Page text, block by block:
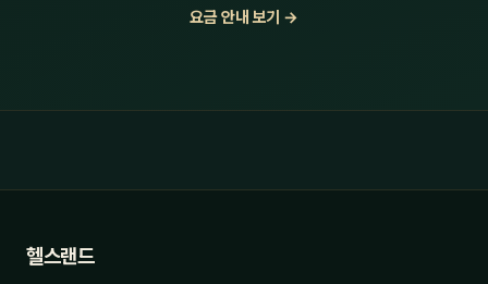
요금 안내 보기 →
헬스랜드